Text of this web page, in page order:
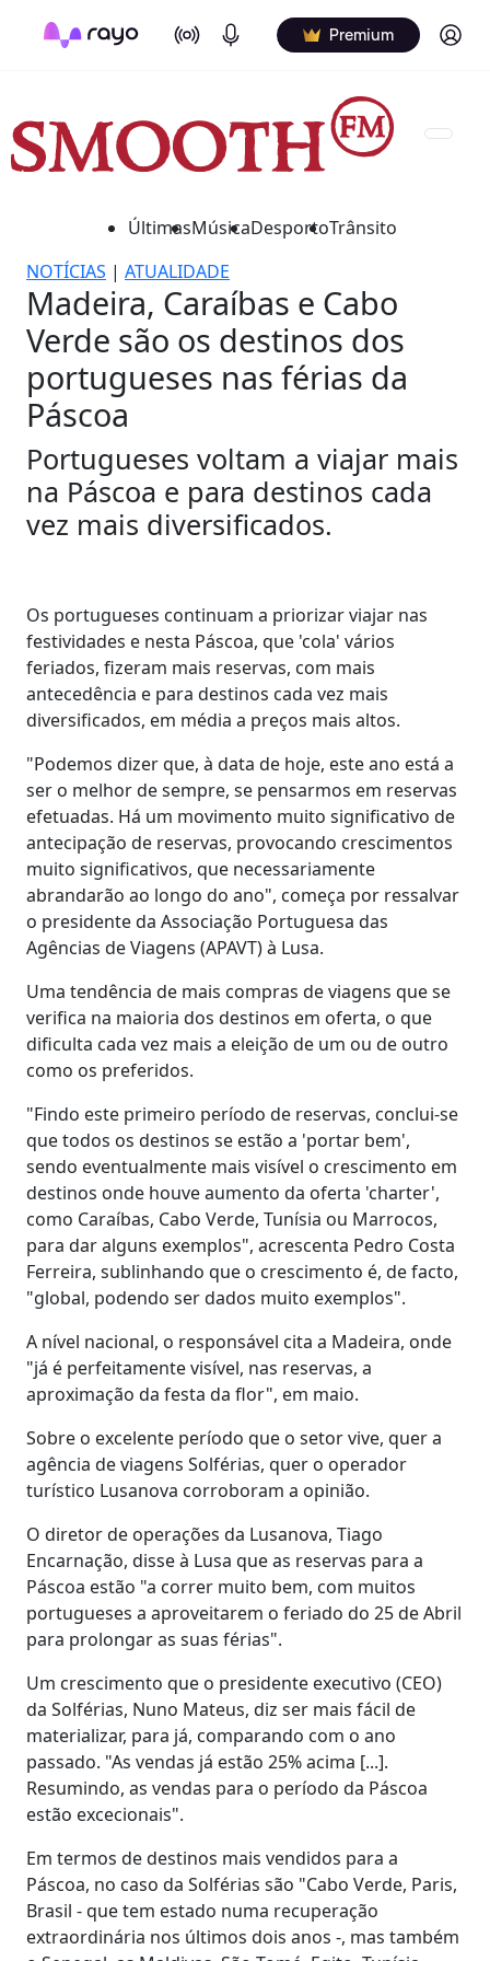
On Air Podcasts Premium Log in
ÚltimasMúsicaDesportoTrânsito
NOTÍCIAS | ATUALIDADE
Madeira, Caraíbas e Cabo
Verde são os destinos dos
portugueses nas férias da
Páscoa
Portugueses voltam a viajar mais
na Páscoa e para destinos cada
vez mais diversificados.
Os portugueses continuam a priorizar viajar nas
festividades e nesta Páscoa, que 'cola' vários
feriados, fizeram mais reservas, com mais
antecedência e para destinos cada vez mais
diversificados, em média a preços mais altos.
"Podemos dizer que, à data de hoje, este ano está a
ser o melhor de sempre, se pensarmos em reservas
efetuadas. Há um movimento muito significativo de
antecipação de reservas, provocando crescimentos
muito significativos, que necessariamente
abrandarão ao longo do ano", começa por ressalvar
o presidente da Associação Portuguesa das
Agências de Viagens (APAVT) à Lusa.
Uma tendência de mais compras de viagens que se
verifica na maioria dos destinos em oferta, o que
dificulta cada vez mais a eleição de um ou de outro
como os preferidos.
"Findo este primeiro período de reservas, conclui-se
que todos os destinos se estão a 'portar bem',
sendo eventualmente mais visível o crescimento em
destinos onde houve aumento da oferta 'charter',
como Caraíbas, Cabo Verde, Tunísia ou Marrocos,
para dar alguns exemplos", acrescenta Pedro Costa
Ferreira, sublinhando que o crescimento é, de facto,
"global, podendo ser dados muito exemplos".
A nível nacional, o responsável cita a Madeira, onde
"já é perfeitamente visível, nas reservas, a
aproximação da festa da flor", em maio.
Sobre o excelente período que o setor vive, quer a
agência de viagens Solférias, quer o operador
turístico Lusanova corroboram a opinião.
O diretor de operações da Lusanova, Tiago
Encarnação, disse à Lusa que as reservas para a
Páscoa estão "a correr muito bem, com muitos
portugueses a aproveitarem o feriado do 25 de Abril
para prolongar as suas férias".
Um crescimento que o presidente executivo (CEO)
da Solférias, Nuno Mateus, diz ser mais fácil de
materializar, para já, comparando com o ano
passado. "As vendas já estão 25% acima [...].
Resumindo, as vendas para o período da Páscoa
estão excecionais".
Em termos de destinos mais vendidos para a
Páscoa, no caso da Solférias são "Cabo Verde, Paris,
Brasil - que tem estado numa recuperação
extraordinária nos últimos dois anos -, mas também